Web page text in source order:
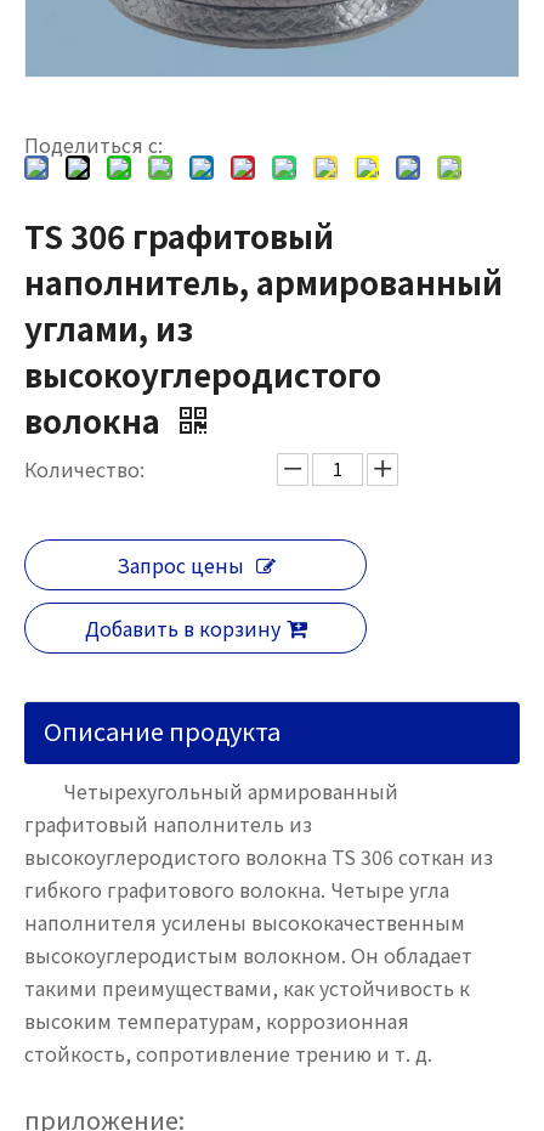
Поделиться с:
TS 306 графитовый
наполнитель, армированный
углами, из
высокоуглеродистого
волокна
Количество:
Запрос цены
Добавить в корзину
Описание продукта
Четырехугольный армированный
графитовый наполнитель из
высокоуглеродистого волокна TS 306 соткан из
гибкого графитового волокна. Четыре угла
наполнителя усилены высококачественным
высокоуглеродистым волокном. Он обладает
такими преимуществами, как устойчивость к
высоким температурам, коррозионная
стойкость, сопротивление трению и т. д.
приложение: